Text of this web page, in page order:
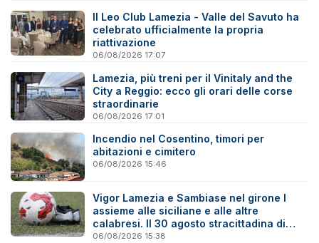
Il Leo Club Lamezia - Valle del Savuto ha
celebrato ufficialmente la propria
riattivazione
06/08/2026 17:07
Lamezia, più treni per il Vinitaly and the
City a Reggio: ecco gli orari delle corse
straordinarie
06/08/2026 17:01
Incendio nel Cosentino, timori per
abitazioni e cimitero
06/08/2026 15:46
Vigor Lamezia e Sambiase nel girone I
assieme alle siciliane e alle altre
calabresi. Il 30 agosto stracittadina di
Coppa Italia
06/08/2026 15:38